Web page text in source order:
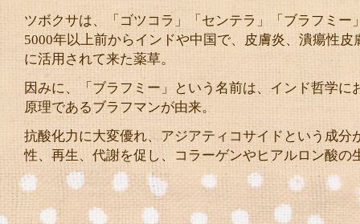
ツボクサは、「ゴツコラ」「センテラ」「ブラフミー
5000年以上前からインドや中国で、皮膚炎、潰瘍性皮
に活用されて来た薬草。
因みに、「ブラフミー」という名前は、インド哲学に
原理であるブラフマンが由来。
抗酸化力に大変優れ、アジアティコサイドという成分
性、再生、代謝を促し、コラーゲンやヒアルロン酸の